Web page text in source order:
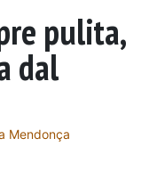
pulita,
dal
Mendonça